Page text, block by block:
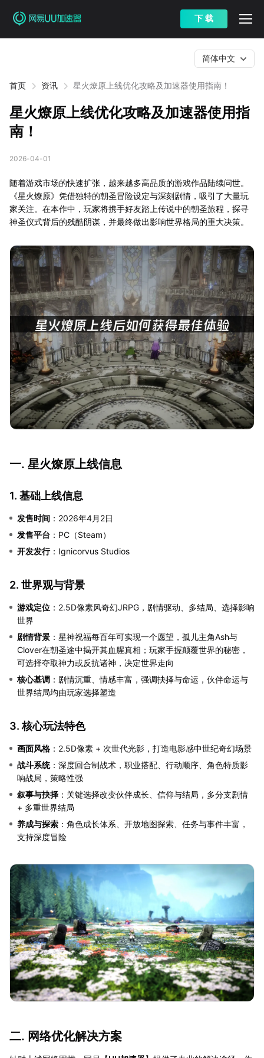
下 载
首页 资讯 星火燎原上线优化攻略及加速器使用指南！
简体中文
星火燎原上线优化攻略及加速器使用指
南！
2026-04-01
随着游戏市场的快速扩张，越来越多高品质的游戏作品陆续问世。
《星火燎原》凭借独特的朝圣冒险设定与深刻剧情，吸引了大量玩
家关注。在本作中，玩家将携手好友踏上传说中的朝圣旅程，探寻
神圣仪式背后的残酷阴谋，并最终做出影响世界格局的重大决策。
一. 星火燎原上线信息
1. 基础上线信息
发售时间 ：2026年4月2日
发售平台 ：PC（Steam）
开发发行：Ignicorvus Studios
2. 世界观与背景
游戏定位 ：2.5D像素风奇幻JRPG，剧情驱动、多结局、选择影响
世界
剧情背景 ：星神祝福每百年可实现一个愿望，孤儿主角Ash与
Clover在朝圣途中揭开其血腥真相；玩家手握颠覆世界的秘密，
可选择夺取神力或反抗诸神，决定世界走向
核心基调 ：剧情沉重、情感丰富，强调抉择与命运，伙伴命运与
世界结局均由玩家选择塑造
3. 核心玩法特色
画面风格 ：2.5D像素 + 次世代光影，打造电影感中世纪奇幻场景
战斗系统：深度回合制战术，职业搭配、行动顺序、角色特质影
响战局，策略性强
叙事与抉择 ：关键选择改变伙伴成长、信仰与结局，多分支剧情
+ 多重世界结局
养成与探索 ：角色成长体系、开放地图探索、任务与事件丰富，
支持深度冒险
二. 网络优化解决方案